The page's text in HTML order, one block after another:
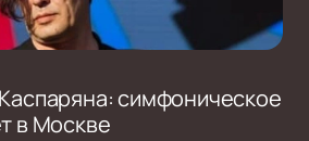
симфоническое
в Москве